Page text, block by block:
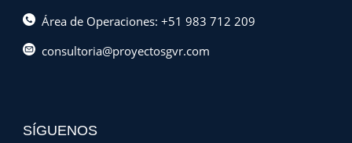
Área de Operaciones: +51 983 712 209
consultoria@proyectosgvr.com
SÍGUENOS